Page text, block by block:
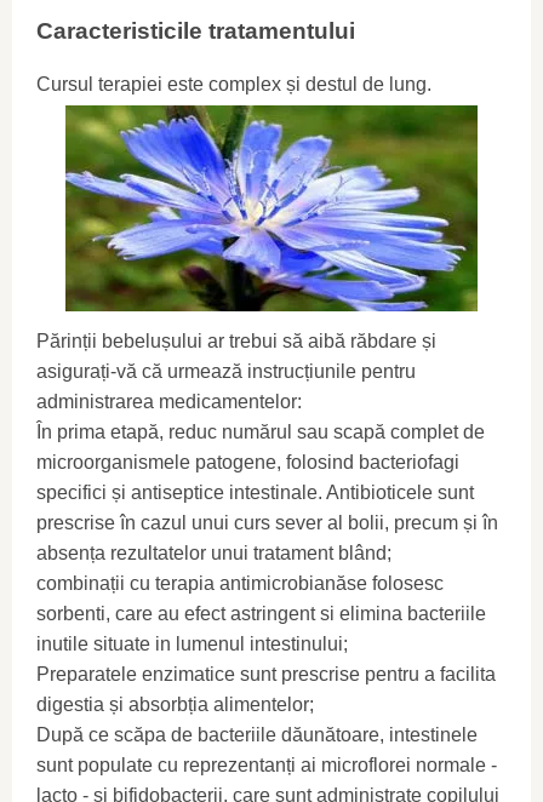
Caracteristicile tratamentului
Cursul terapiei este complex și destul de lung.
Părinții bebelușului ar trebui să aibă răbdare și
asigurați-vă că urmează instrucțiunile pentru
administrarea medicamentelor:
În prima etapă, reduc numărul sau scapă complet de
microorganismele patogene, folosind bacteriofagi
specifici și antiseptice intestinale. Antibioticele sunt
prescrise în cazul unui curs sever al bolii, precum și în
absența rezultatelor unui tratament blând;
combinații cu terapia antimicrobianăse folosesc
sorbenti, care au efect astringent si elimina bacteriile
inutile situate in lumenul intestinului;
Preparatele enzimatice sunt prescrise pentru a facilita
digestia și absorbția alimentelor;
După ce scăpa de bacteriile dăunătoare, intestinele
sunt populate cu reprezentanți ai microflorei normale -
lacto - și bifidobacterii, care sunt administrate copilului